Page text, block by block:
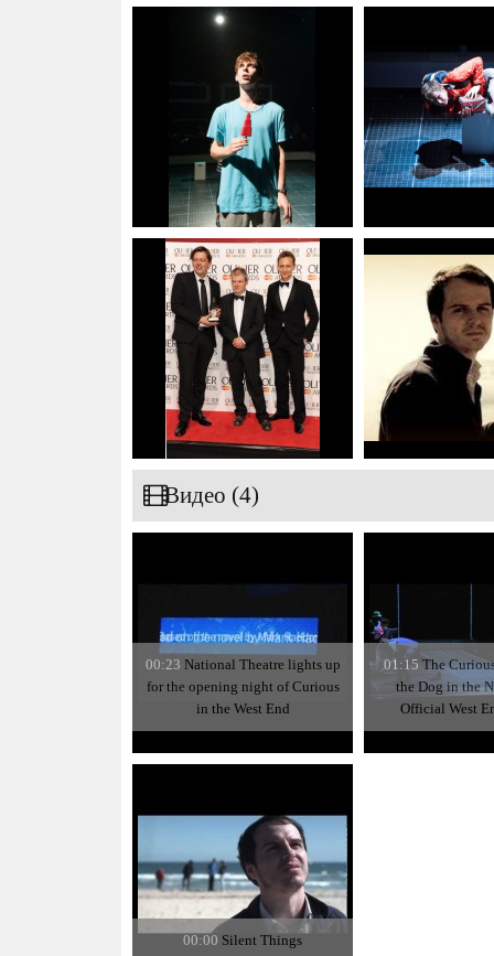
Видео (4)
00:23 National Theatre lights up
for the opening night of Curious
in the West End
01:15 The
the Dog in the
Official West
00:00 Silent Things